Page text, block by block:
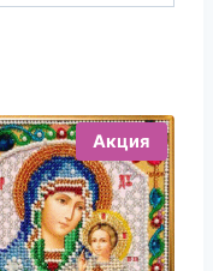
Акция